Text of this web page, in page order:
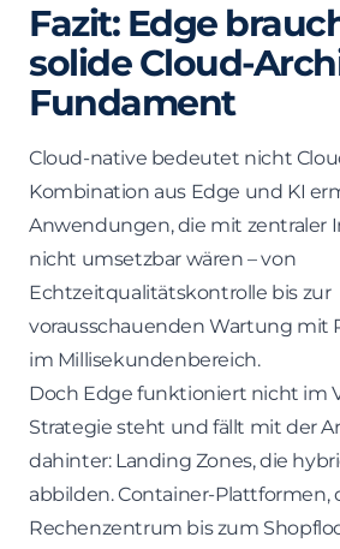
Fazit: Edge
solide Cloud-
Fundament
Cloud-native bedeutet nicht
Kombination aus Edge und KI
Anwendungen, die mit zentraler
nicht umsetzbar wären – von
Echtzeitqualitätskontrolle bis zur
vorausschauenden Wartung mit
im Millisekundenbereich.
Doch Edge funktioniert nicht im
Strategie steht und fällt mit der
dahinter: Landing Zones, die
abbilden. Container-Plattformen,
Rechenzentrum bis zum